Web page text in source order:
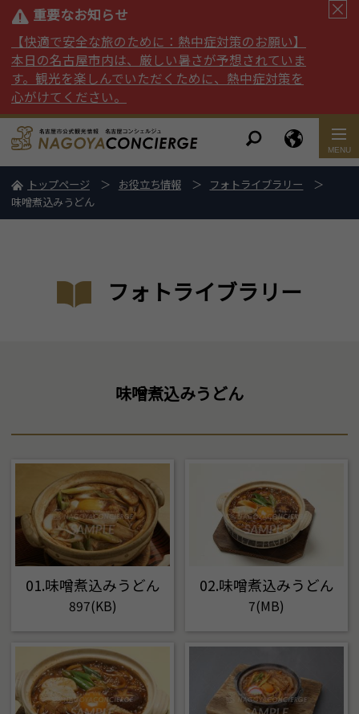
重要なお知らせ
【快適で安全な旅のために：熱中症対策のお願い】
本日の名古屋市内は、厳しい暑さが予想されていま
す。観光を楽しんでいただくために、熱中症対策を
心がけてください。
トップページ お役立ち情報
フォトライブラリー
味噌煮込みうどん
フォトライブラリー
味噌煮込みうどん
01.味噌煮込みうどん
897(KB)
02.味噌煮込みうどん
7(MB)